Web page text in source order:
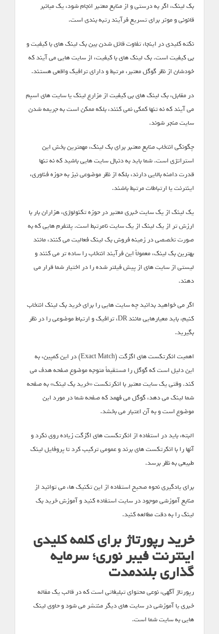
بک لینک، اگر به درستی و از منابع معتبر انجام شود، یک میانبر
قانونی و موثر برای تسریع فرآیند رتبه بندی است.
نکته کلیدی در اینجا، تفاوت قائل شدن بین بک لینک های با کیفیت و
بی کیفیت است. بک لینک های با کیفیت، از سایت هایی می آیند که
خودشان از نظر گوگل معتبر، مرتبط و دارای ترافیک واقعی هستند.
در مقابل، بک لینک های بی کیفیت از مزارع لینک یا سایت های اسپم
می آیند که نه تنها کمکی نمی کنند، بلکه ممکن است به جریمه شدن
سایت منجر شوند.
چگونگی انتخاب منابع معتبر برای بک لینک، مهمترین بخش این
استراتژی است. شما باید به دنبال سایت هایی باشید که نه تنها
قدرت دامنه بالایی دارند، بلکه از نظر موضوعی نیز به حوزه فناوری،
اینترنت یا ارتباطات مرتبط باشند.
یک لینک از یک سایت خبری معتبر در حوزه تکنولوژی، هزاران بار با
ارزش تر از یک لینک از یک سایت نامرتبط است. پلتفرم هایی که به
صورت تخصصی در زمینه فروش بک لینک فعالیت می کنند، مانند
بهترین بک لینک، معمولاً این فرآیند انتخاب را ساده تر می کنند و
لیستی از سایت های از پیش فیلتر شده را در اختیار شما قرار می
دهند.
اگر می خواهید بدانید چه سایت هایی را برای خرید بک لینک انتخاب
کنیم، باید معیارهایی مانند DR، ترافیک و ارتباط موضوعی را در نظر
بگیرید.
اهمیت انکرتکست های اگزگت (Exact Match) در این کمپین، به
این دلیل است که گوگل را مستقیماً متوجه موضوع صفحه هدف می
کند. وقتی یک سایت معتبر با انکرتکست «خرید بک لینک» به صفحه
شما لینک می دهد، گوگل می فهمد که صفحه شما در مورد این
موضوع است و به آن اعتبار می بخشد.
البته، باید در استفاده از انکرتکست های اگزگت زیاده روی نکرد و
آنها را با انکرتکست های برند و عمومی ترکیب کرد تا پروفایل لینک
طبیعی به نظر برسد.
برای یادگیری نحوه صحیح استفاده از این تکنیک ها، می توانید از
منابع آموزشی موجود در سایت استفاده کنید و آموزش خرید بک
لینک را به دقت مطالعه کنید.
خرید رپورتاژ برای کلمه کلیدی
اینترنت فیبر نوری؛ سرمایه
گذاری بلندمدت
رپورتاژ آگهی، نوعی محتوای تبلیغاتی است که در قالب یک مقاله
خبری یا آموزشی در سایت های دیگر منتشر می شود و حاوی لینک
هایی به سایت شما است.